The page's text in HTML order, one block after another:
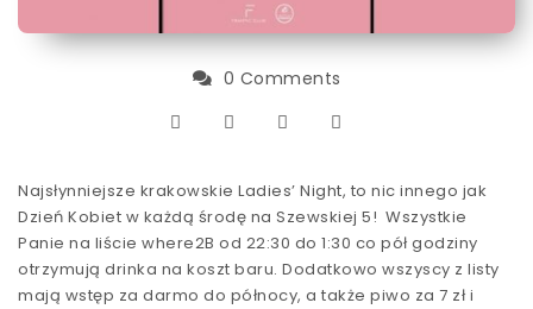
0 Comments
Najsłynniejsze krakowskie Ladies’ Night, to nic innego jak
Dzień Kobiet w każdą środę na Szewskiej 5! Wszystkie
Panie na liście where2B od 22:30 do 1:30 co pół godziny
otrzymują drinka na koszt baru. Dodatkowo wszyscy z listy
mają wstęp za darmo do północy, a także piwo za 7 zł i